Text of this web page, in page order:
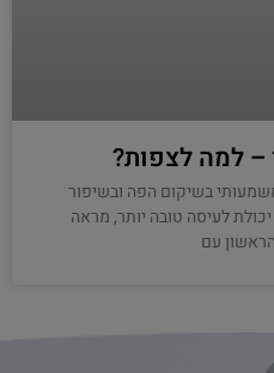
– למה לצפות?
בשיקום הפה ובשיפור
לעיסה טובה יותר, מראה
עם